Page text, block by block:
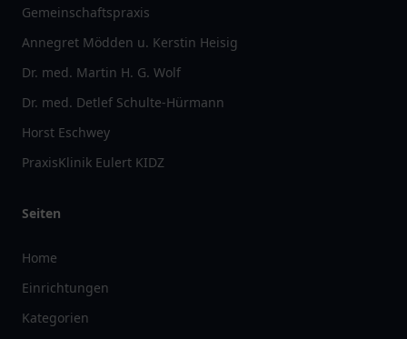
Gemeinschaftspraxis
Annegret Mödden u. Kerstin Heisig
Dr. med. Martin H. G. Wolf
Dr. med. Detlef Schulte-Hürmann
Horst Eschwey
PraxisKlinik Eulert KIDZ
Seiten
Home
Einrichtungen
Kategorien